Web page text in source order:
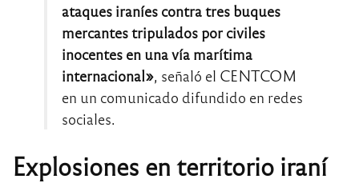
ataques iraníes contra tres buques
mercantes tripulados por civiles
inocentes en una vía marítima
internacional», señaló el CENTCOM
en un comunicado difundido en redes
sociales.
Explosiones en territorio iraní